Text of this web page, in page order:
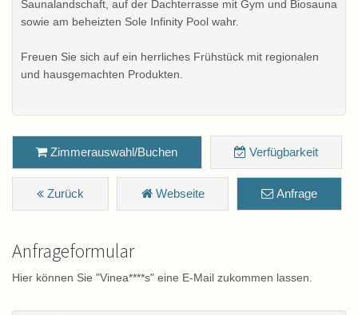
Saunalandschaft, auf der Dachterrasse mit Gym und Biosauna
sowie am beheizten Sole Infinity Pool wahr.
Freuen Sie sich auf ein herrliches Frühstück mit regionalen
und hausgemachten Produkten.
Zimmerauswahl/Buchen Verfügbarkeit
Zurück Webseite Anfrage
Anfrageformular
Hier können Sie "Vinea****s" eine E-Mail zukommen lassen.